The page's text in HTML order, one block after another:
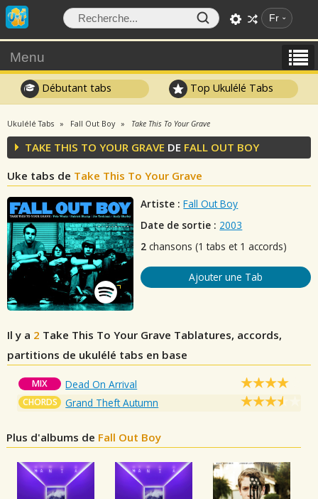
Fr
Menu
Débutant tabs Top Ukulélé Tabs
Ukulélé Tabs Fall Out Boy Take This To Your Grave
TAKE THIS TO YOUR GRAVE DE FALL OUT BOY
Uke tabs de Take This To Your Grave
Artiste : Fall Out Boy
Date de sortie : 2003
2 chansons (1 tabs et 1 accords)
Ajouter une Tab
Il y a 2 Take This To Your Grave Tablatures, accords,
partitions de ukulélé tabs en base
MIX Dead On Arrival
CHORDS Grand Theft Autumn
Plus d'albums de Fall Out Boy